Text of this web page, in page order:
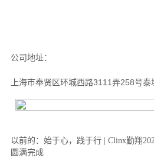
以前的：始于心，践于行 | Clinx勤翔
圆满完成